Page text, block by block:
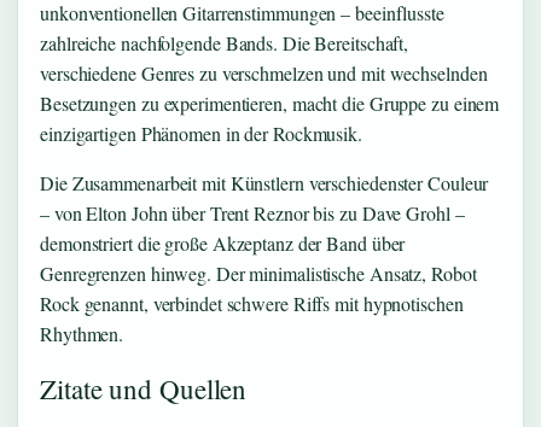
unkonventionellen Gitarrenstimmungen – beeinflusste
zahlreiche nachfolgende Bands. Die Bereitschaft,
verschiedene Genres zu verschmelzen und mit wechselnden
Besetzungen zu experimentieren, macht die Gruppe zu einem
einzigartigen Phänomen in der Rockmusik.
Die Zusammenarbeit mit Künstlern verschiedenster Couleur
– von Elton John über Trent Reznor bis zu Dave Grohl –
demonstriert die große Akzeptanz der Band über
Genregrenzen hinweg. Der minimalistische Ansatz, Robot
Rock genannt, verbindet schwere Riffs mit hypnotischen
Rhythmen.
Zitate und Quellen